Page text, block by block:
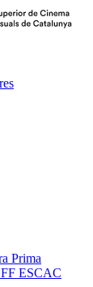
Prima
ESCAC